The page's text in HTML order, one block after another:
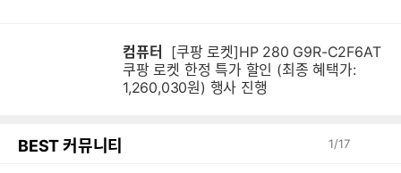
컴퓨터
쿠팡 로켓 한정 특가 할인 (최종 혜택가:
1,260,030원) 행사 진행
BEST 커뮤니티 1/17